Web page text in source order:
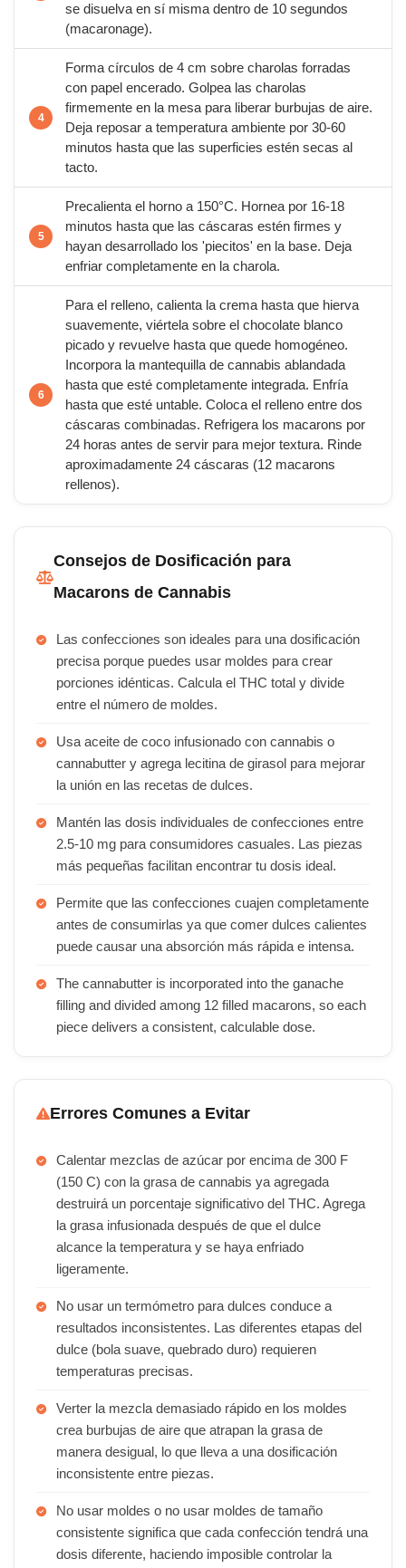
se disuelva en sí misma dentro de 10 segundos
(macaronage).
Forma círculos de 4 cm sobre charolas forradas
con papel encerado. Golpea las charolas
firmemente en la mesa para liberar burbujas de aire.
Deja reposar a temperatura ambiente por 30-60
minutos hasta que las superficies estén secas al
tacto.
Precalienta el horno a 150°C. Hornea por 16-18
minutos hasta que las cáscaras estén firmes y
hayan desarrollado los 'piecitos' en la base. Deja
enfriar completamente en la charola.
Para el relleno, calienta la crema hasta que hierva
suavemente, viértela sobre el chocolate blanco
picado y revuelve hasta que quede homogéneo.
Incorpora la mantequilla de cannabis ablandada
hasta que esté completamente integrada. Enfría
hasta que esté untable. Coloca el relleno entre dos
cáscaras combinadas. Refrigera los macarons por
24 horas antes de servir para mejor textura. Rinde
aproximadamente 24 cáscaras (12 macarons
rellenos).
Consejos de Dosificación para
Macarons de Cannabis
Las confecciones son ideales para una dosificación
precisa porque puedes usar moldes para crear
porciones idénticas. Calcula el THC total y divide
entre el número de moldes.
Usa aceite de coco infusionado con cannabis o
cannabutter y agrega lecitina de girasol para mejorar
la unión en las recetas de dulces.
Mantén las dosis individuales de confecciones entre
2.5-10 mg para consumidores casuales. Las piezas
más pequeñas facilitan encontrar tu dosis ideal.
Permite que las confecciones cuajen completamente
antes de consumirlas ya que comer dulces calientes
puede causar una absorción más rápida e intensa.
The cannabutter is incorporated into the ganache
filling and divided among 12 filled macarons, so each
piece delivers a consistent, calculable dose.
Errores Comunes a Evitar
Calentar mezclas de azúcar por encima de 300 F
(150 C) con la grasa de cannabis ya agregada
destruirá un porcentaje significativo del THC. Agrega
la grasa infusionada después de que el dulce
alcance la temperatura y se haya enfriado
ligeramente.
No usar un termómetro para dulces conduce a
resultados inconsistentes. Las diferentes etapas del
dulce (bola suave, quebrado duro) requieren
temperaturas precisas.
Verter la mezcla demasiado rápido en los moldes
crea burbujas de aire que atrapan la grasa de
manera desigual, lo que lleva a una dosificación
inconsistente entre piezas.
No usar moldes o no usar moldes de tamaño
consistente significa que cada confección tendrá una
dosis diferente, haciendo imposible controlar la